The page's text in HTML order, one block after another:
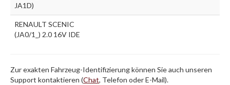
JA1D)
RENAULT SCENIC
(JA0/1_) 2.0 16V IDE
Zur exakten Fahrzeug-Identifizierung können Sie auch unseren
Support kontaktieren (Chat, Telefon oder E-Mail).